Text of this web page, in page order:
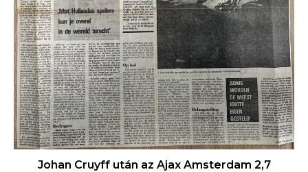
Johan Cruyff után az Ajax Amsterdam 2,7